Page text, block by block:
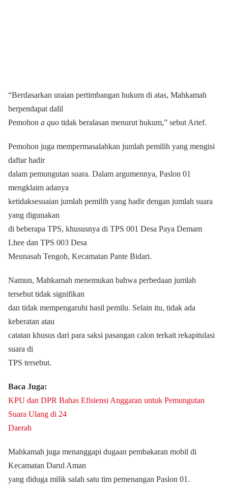
“Berdasarkan uraian pertimbangan hukum di atas, Mahkamah
berpendapat dalil
Pemohon a quo tidak beralasan menurut hukum,” sebut Arief.
Pemohon juga mempermasalahkan jumlah pemilih yang mengisi
daftar hadir
dalam pemungutan suara. Dalam argumennya, Paslon 01
mengklaim adanya
ketidaksesuaian jumlah pemilih yang hadir dengan jumlah suara
yang digunakan
di beberapa TPS, khususnya di TPS 001 Desa Paya Demam
Lhee dan TPS 003 Desa
Meunasah Tengoh, Kecamatan Pante Bidari.
Namun, Mahkamah menemukan bahwa perbedaan jumlah
tersebut tidak signifikan
dan tidak mempengaruhi hasil pemilu. Selain itu, tidak ada
keberatan atau
catatan khusus dari para saksi pasangan calon terkait rekapitulasi
suara di
TPS tersebut.
Baca Juga:
KPU dan DPR Bahas Efisiensi Anggaran untuk Pemungutan
Suara Ulang di 24
Daerah
Mahkamah juga menanggapi dugaan pembakaran mobil di
Kecamatan Darul Aman
yang diduga milik salah satu tim pemenangan Paslon 01.